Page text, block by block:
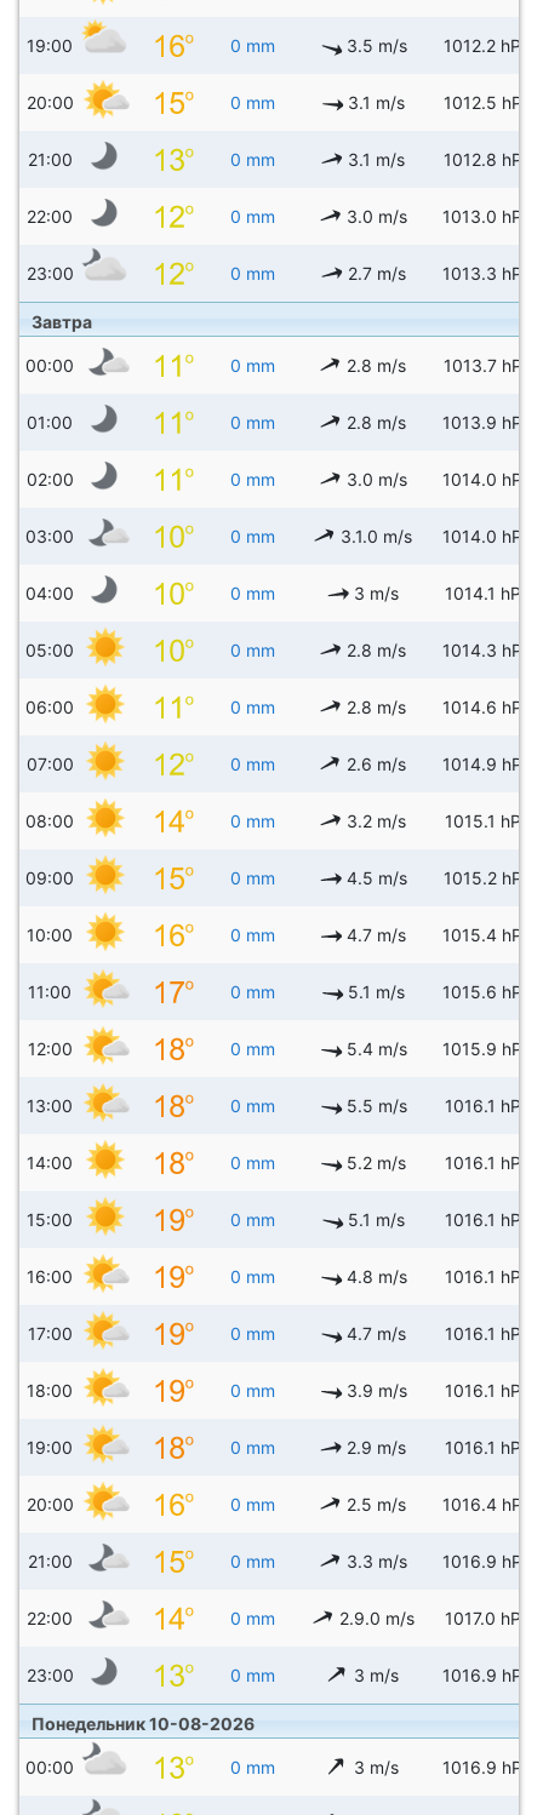
19:00 0 mm 3.5 m/s 1012.2 hPa
20:00 0 mm 3.1 m/s 1012.5 hPa
21:00 0 mm 3.1 m/s 1012.8 hPa
22:00 0 mm 3.0 m/s 1013.0 hPa
23:00 0 mm 2.7 m/s 1013.3 hPa
Завтра
00:00 0 mm 2.8 m/s 1013.7 hPa
01:00 0 mm 2.8 m/s 1013.9 hPa
02:00 0 mm 3.0 m/s 1014.0 hPa
03:00 0 mm 3.1.0 m/s 1014.0 hPa
04:00 0 mm 3 m/s 1014.1 hPa
05:00 0 mm 2.8 m/s 1014.3 hPa
06:00 0 mm 2.8 m/s 1014.6 hPa
07:00 0 mm 2.6 m/s 1014.9 hPa
08:00 0 mm 3.2 m/s 1015.1 hPa
09:00 0 mm 4.5 m/s 1015.2 hPa
10:00 0 mm 4.7 m/s 1015.4 hPa
11:00 0 mm 5.1 m/s 1015.6 hPa
12:00 0 mm 5.4 m/s 1015.9 hPa
13:00 0 mm 5.5 m/s 1016.1 hPa
14:00 0 mm 5.2 m/s 1016.1 hPa
15:00 0 mm 5.1 m/s 1016.1 hPa
16:00 0 mm 4.8 m/s 1016.1 hPa
17:00 0 mm 4.7 m/s 1016.1 hPa
18:00 0 mm 3.9 m/s 1016.1 hPa
19:00 0 mm 2.9 m/s 1016.1 hPa
20:00 0 mm 2.5 m/s 1016.4 hPa
21:00 0 mm 3.3 m/s 1016.9 hPa
22:00 0 mm 2.9.0 m/s 1017.0 hPa
23:00 0 mm 3 m/s 1016.9 hPa
Понедельник 10-08-2026
00:00 0 mm 3 m/s 1016.9 hPa